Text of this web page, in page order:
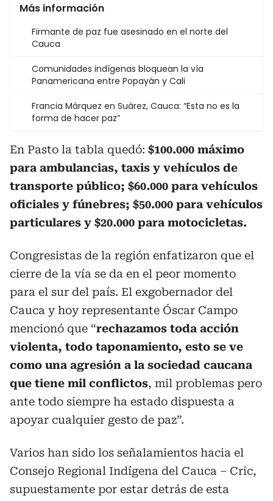
Más información
Firmante de paz fue asesinado en el norte del
Cauca
Comunidades indígenas bloquean la vía
Panamericana entre Popayán y Cali
Francia Márquez en Suárez, Cauca: “Esta no es la
forma de hacer paz”
En Pasto la tabla quedó: $100.000 máximo
para ambulancias, taxis y vehículos de
transporte público; $60.000 para vehículos
oficiales y fúnebres; $50.000 para vehículos
particulares y $20.000 para motocicletas.
Congresistas de la región enfatizaron que el
cierre de la vía se da en el peor momento
para el sur del país. El exgobernador del
Cauca y hoy representante Óscar Campo
mencionó que “rechazamos toda acción
violenta, todo taponamiento, esto se ve
como una agresión a la sociedad caucana
que tiene mil conflictos, mil problemas pero
ante todo siempre ha estado dispuesta a
apoyar cualquier gesto de paz”.
Varios han sido los señalamientos hacia el
Consejo Regional Indígena del Cauca – Cric,
supuestamente por estar detrás de esta